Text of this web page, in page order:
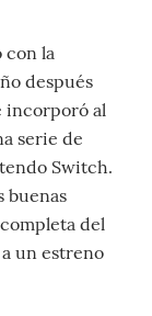
con la
después
incorporó al
serie de
Switch.
buenas
del
un estreno